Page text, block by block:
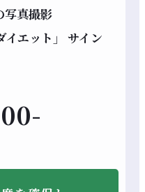
写真撮影
イエット」 サイン